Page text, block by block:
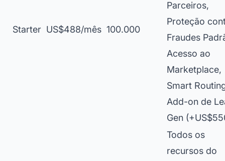
Starter US$488/mês 100.000
Parceiros,
Proteção
Fraudes
Acesso ao
Marketplace,
Smart
Add-on de
Gen
Todos os
recursos do